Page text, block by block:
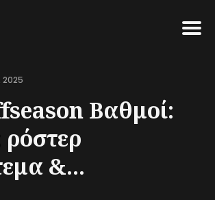
2025
Βαθμοί:
ρόστερ
&...